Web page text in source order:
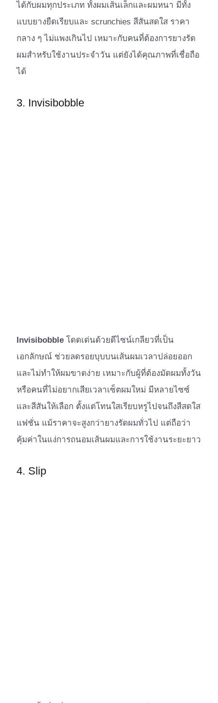
ได้กับผมทุกประเภท ทั้งผมเส้นเล็กและผมหนา มีทั้ง
แบบยางยืดเรียบและ scrunchies สีสันสดใส ราคา
กลาง ๆ ไม่แพงเกินไป เหมาะกับคนที่ต้องการยางรัด
ผมสำหรับใช้งานประจำวัน แต่ยังได้คุณภาพที่เชื่อถือ
ได้
3. Invisibobble
Invisibobble โดดเด่นด้วยดีไซน์เกลียวที่เป็น
เอกลักษณ์ ช่วยลดรอยบุบบนเส้นผมเวลาปล่อยออก
และไม่ทำให้ผมขาดง่าย เหมาะกับผู้ที่ต้องมัดผมทั้งวัน
หรือคนที่ไม่อยากเสียเวลาเซ็ตผมใหม่ มีหลายไซซ์
และสีสันให้เลือก ตั้งแต่โทนใสเรียบหรูไปจนถึงสีสดใส
แฟชั่น แม้ราคาจะสูงกว่ายางรัดผมทั่วไป แต่ถือว่า
คุ้มค่าในแง่การถนอมเส้นผมและการใช้งานระยะยาว
4. Slip